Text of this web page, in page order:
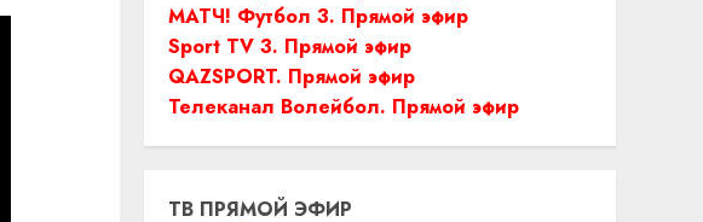
МАТЧ! Футбол 3. Прямой эфир
Sport TV 3. Прямой эфир
QAZSPORT. Прямой эфир
Телеканал Волейбол. Прямой эфир
ТВ ПРЯМОЙ ЭФИР